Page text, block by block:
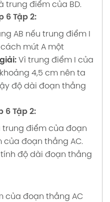
trung điểm của BD.
6 Tập 2:
AB nếu trung điểm I
mút A một
Vì trung điểm I của
4,5 cm nên ta
độ dài đoạn thẳng
6 Tập 2:
trung điểm của đoạn
của đoạn thẳng AC.
tính độ dài đoạn thẳng
của đoạn thẳng AC